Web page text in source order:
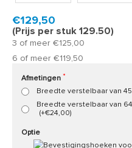
Snel in huis, 1 á 2 werkdagen
€129,50
(Prijs per stuk 129.50)
3 of meer €125,00
6 of meer €119,50
Afmetingen
Breedte verstelbaar van
Breedte verstelbaar van
(+€24,00)
Optie